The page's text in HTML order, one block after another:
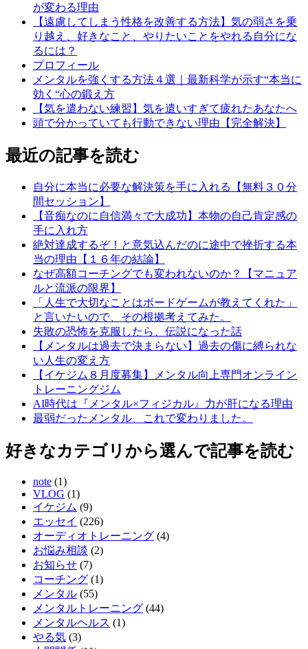
が変わる理由
【遠慮してしまう性格を改善する方法】気の弱さを乗
り越え、好きなこと、やりたいことをやれる自分にな
るには？
プロフィール
メンタルを強くする方法４選｜最新科学が示す“本当に
効く“心の鍛え方
【気を遣わない練習】気を遣いすぎて疲れたあなたへ
頭で分かっていても行動できない理由【完全解決】
最近の記事を読む
自分に本当に必要な解決策を手に入れる【無料３０分
間セッション】
【音痴なのに自信満々で大成功】本物の自己肯定感の
手に入れ方
絶対達成するぞ！と意気込んだのに途中で挫折する本
当の理由【１６年の結論】
なぜ高額コーチングでも変われないのか？【マニュア
ルと流派の限界】
「人生で大切なことはボードゲームが教えてくれた」
と言いたいので、その根拠考えてみた。
失敗の恐怖を克服したら、伝説になった話
【メンタルは過去で決まらない】過去の傷に縛られな
い人生の変え方
【イケジム８月度募集】メンタル向上専門オンライン
トレーニングジム
AI時代は『メンタル×フィジカル』力が肝になる理由
最弱だったメンタル、これで変わりました。
好きなカテゴリから選んで記事を読む
note (1)
VLOG (1)
イケジム (9)
エッセイ (226)
オーディオトレーニング (4)
お悩み相談 (2)
お知らせ (7)
コーチング (1)
メンタル (55)
メンタルトレーニング (44)
メンタルヘルス (1)
やる気 (3)